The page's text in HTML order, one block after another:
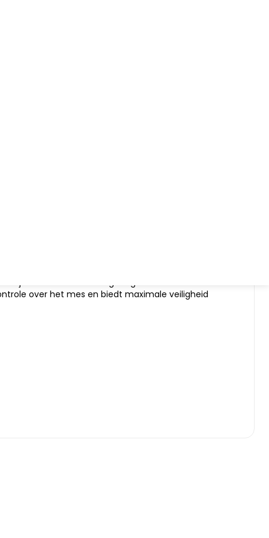
het kleinere en licht gebogen lemmet is het
over het mes en biedt maximale veiligheid